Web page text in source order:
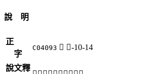
說 明
正
字
C04093 𢩘 戶-10-14
說文釋